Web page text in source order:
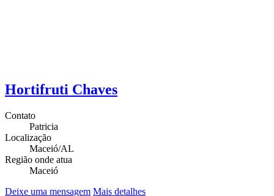
Hortifruti Chaves
Contato
Patricia
Localização
Maceió/AL
Região onde atua
Maceió
Deixe uma mensagem Mais detalhes